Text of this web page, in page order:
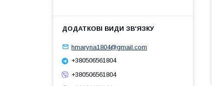
hmaryna1804@gmail.com
+380506561804
+380506561804